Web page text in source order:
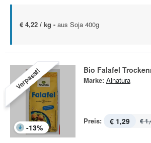
€ 4,22 / kg - aus Soja 400g
Verpasst!
-13%
Bio Falafel
Marke: Alnatura
Preis: € 1,29 €